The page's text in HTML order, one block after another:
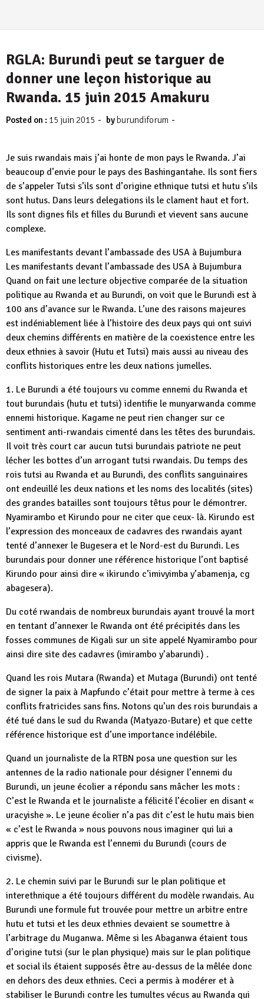
RGLA: Burundi peut se targuer de
donner une leçon historique au
Rwanda. 15 juin 2015 Amakuru
Posted on : 15 juin 2015 - by burundiforum -
Je suis rwandais mais j’ai honte de mon pays le Rwanda. J’ai
beaucoup d’envie pour le pays des Bashingantahe. Ils sont fiers
de s’appeler Tutsi s’ils sont d’origine ethnique tutsi et hutu s’ils
sont hutus. Dans leurs delegations ils le clament haut et fort.
Ils sont dignes fils et filles du Burundi et vievent sans aucune
complexe.
Les manifestants devant l’ambassade des USA à Bujumbura
Les manifestants devant l’ambassade des USA à Bujumbura
Quand on fait une lecture objective comparée de la situation
politique au Rwanda et au Burundi, on voit que le Burundi est à
100 ans d’avance sur le Rwanda. L’une des raisons majeures
est indéniablement liée à l’histoire des deux pays qui ont suivi
deux chemins différents en matière de la coexistence entre les
deux ethnies à savoir (Hutu et Tutsi) mais aussi au niveau des
conflits historiques entre les deux nations jumelles.
1. Le Burundi a été toujours vu comme ennemi du Rwanda et
tout burundais (hutu et tutsi) identifie le munyarwanda comme
ennemi historique. Kagame ne peut rien changer sur ce
sentiment anti-rwandais cimenté dans les têtes des burundais.
Il voit très court car aucun tutsi burundais patriote ne peut
lécher les bottes d’un arrogant tutsi rwandais. Du temps des
rois tutsi au Rwanda et au Burundi, des conflits sanguinaires
ont endeuillé les deux nations et les noms des localités (sites)
des grandes batailles sont toujours têtus pour le démontrer.
Nyamirambo et Kirundo pour ne citer que ceux- là. Kirundo est
l’expression des monceaux de cadavres des rwandais ayant
tenté d’annexer le Bugesera et le Nord-est du Burundi. Les
burundais pour donner une référence historique l’ont baptisé
Kirundo pour ainsi dire « ikirundo c’imivyimba y’abamenja, cg
abagesera).
Du coté rwandais de nombreux burundais ayant trouvé la mort
en tentant d’annexer le Rwanda ont été précipités dans les
fosses communes de Kigali sur un site appelé Nyamirambo pour
ainsi dire site des cadavres (imirambo y’abarundi) .
Quand les rois Mutara (Rwanda) et Mutaga (Burundi) ont tenté
de signer la paix à Mapfundo c’était pour mettre à terme à ces
conflits fratricides sans fins. Notons qu’un des rois burundais a
été tué dans le sud du Rwanda (Matyazo-Butare) et que cette
référence historique est d’une importance indélébile.
Quand un journaliste de la RTBN posa une question sur les
antennes de la radio nationale pour désigner l’ennemi du
Burundi, un jeune écolier a répondu sans mâcher les mots :
C’est le Rwanda et le journaliste a félicité l’écolier en disant «
uracyishe ». Le jeune écolier n’a pas dit c’est le hutu mais bien
« c’est le Rwanda » nous pouvons nous imaginer qui lui a
appris que le Rwanda est l’ennemi du Burundi (cours de
civisme).
2. Le chemin suivi par le Burundi sur le plan politique et
interethnique a été toujours différent du modèle rwandais. Au
Burundi une formule fut trouvée pour mettre un arbitre entre
hutu et tutsi et les deux ethnies devaient se soumettre à
l’arbitrage du Muganwa. Même si les Abaganwa étaient tous
d’origine tutsi (sur le plan physique) mais sur le plan politique
et social ils étaient supposés être au-dessus de la mêlée donc
en dehors des deux ethnies. Ceci a permis à modérer et à
stabiliser le Burundi contre les tumultes vécus au Rwanda qui